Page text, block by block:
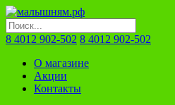
8 4012 902-502 8 4012 902-502
О магазине
Акции
Контакты